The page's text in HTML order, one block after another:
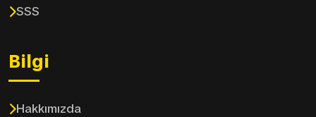
SSS
Bilgi
Hakkımızda